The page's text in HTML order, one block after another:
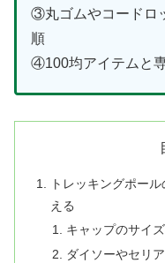
③丸ゴムやコードロ
順
④100均アイテムと
トレッキングポー
える
キャップのサイ
ダイソーやセリ